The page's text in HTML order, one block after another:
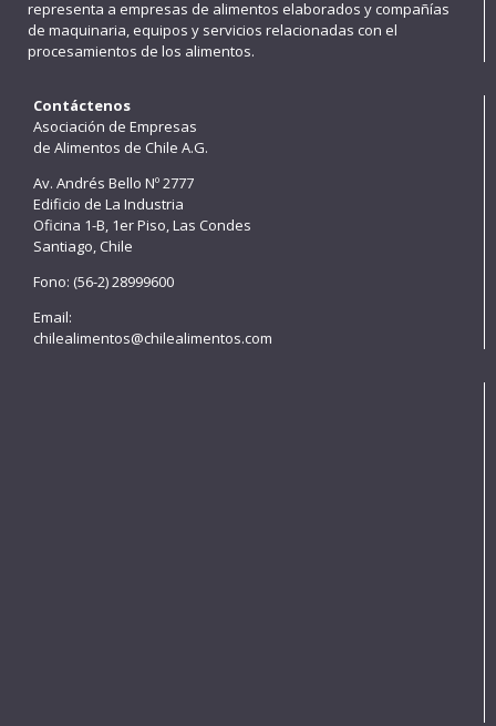
representa a empresas de alimentos elaborados y compañías
de maquinaria, equipos y servicios relacionadas con el
procesamientos de los alimentos.
Contáctenos
Asociación de Empresas
de Alimentos de Chile A.G.
Av. Andrés Bello Nº 2777
Edificio de La Industria
Oficina 1-B, 1er Piso, Las Condes
Santiago, Chile
Fono: (56-2) 28999600
Email:
chilealimentos@chilealimentos.com